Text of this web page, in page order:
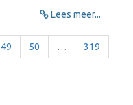
Lees meer...
49 50 … 319